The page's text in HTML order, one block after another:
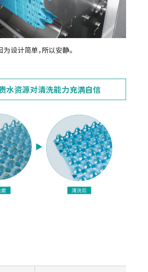
设计简单，所以安静。
水资源对清洗能力充満自信